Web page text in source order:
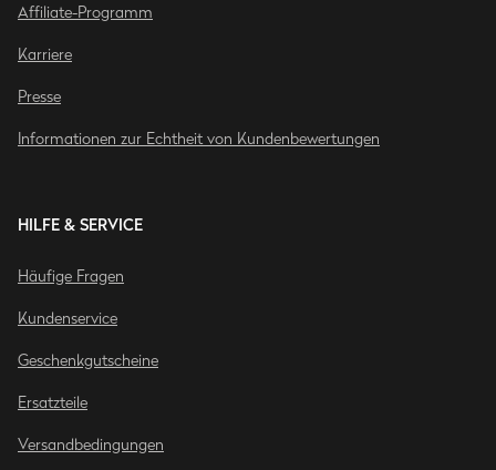
Affiliate-Programm
Karriere
Presse
Informationen zur Echtheit von Kundenbewertungen
HILFE & SERVICE
Häufige Fragen
Kundenservice
Geschenkgutscheine
Ersatzteile
Versandbedingungen